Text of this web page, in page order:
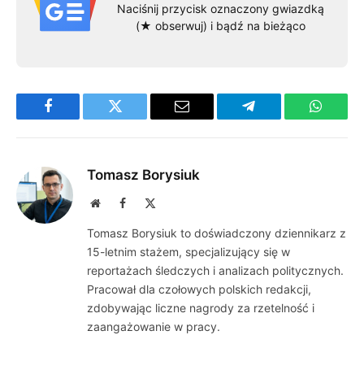
Naciśnij przycisk oznaczony gwiazdką
(★ obserwuj) i bądź na bieżąco
Facebook Twitter Email Telegram
Tomasz Borysiuk
WebsiteFacebook
Tomasz Borysiuk to doświadczony dziennikarz z
15-letnim stażem, specjalizujący się w
reportażach śledczych i analizach politycznych.
Pracował dla czołowych polskich redakcji,
zdobywając liczne nagrody za rzetelność i
zaangażowanie w pracy.